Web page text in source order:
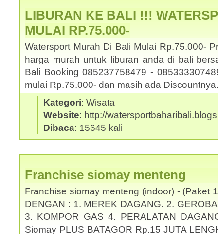
LIBURAN KE BALI !!!
MULAI RP.75.000-
Watersport Murah Di Bali Mulai Rp.75.000-
harga murah untuk liburan anda di bali
Bali Booking 085237758479 -
mulai Rp.75.000- dan masih ada
Kategori: Wisata
Website: http://
Dibaca: 15645 kali
Franchise siomay menteng
Franchise siomay menteng (indoor) - (Paket
DENGAN : 1. MEREK DAGANG. 2.
3. KOMPOR GAS 4. PERALATAN
Siomay PLUS BATAGOR Rp.15 JUTA